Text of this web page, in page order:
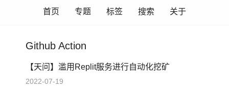
首页 专题 标签 搜索 关于
Github Action
【天问】滥用Replit服务进行自动化挖矿
2022-07-19